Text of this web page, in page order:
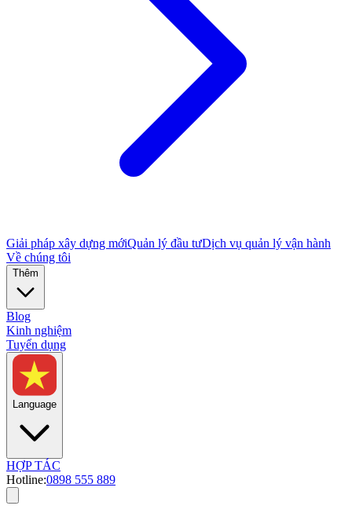
Giải pháp xây dựng mớiQuản lý đầu tưDịch vụ quản lý vận hành
Về chúng tôi
Thêm
Blog
Kinh nghiệm
Tuyển dụng
Language
HỢP TÁC
Hotline:0898 555 889